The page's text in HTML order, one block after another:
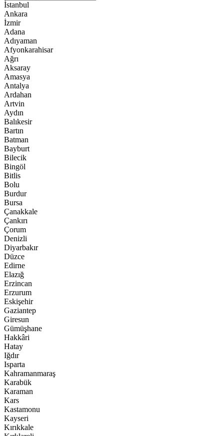
İstanbul
Ankara
İzmir
Adana
Adıyaman
Afyonkarahisar
Ağrı
Aksaray
Amasya
Antalya
Ardahan
Artvin
Aydın
Balıkesir
Bartın
Batman
Bayburt
Bilecik
Bingöl
Bitlis
Bolu
Burdur
Bursa
Çanakkale
Çankırı
Çorum
Denizli
Diyarbakır
Düzce
Edirne
Elazığ
Erzincan
Erzurum
Eskişehir
Gaziantep
Giresun
Gümüşhane
Hakkâri
Hatay
Iğdır
Isparta
Kahramanmaraş
Karabük
Karaman
Kars
Kastamonu
Kayseri
Kırıkkale